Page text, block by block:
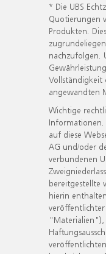
* Die UBS
Quotierungen
Produkten.
nachzufolgen.
Vollständigkeit
angewandten
Wichtige
auf diese
AG und/oder
verbundenen
bereitgestellte
hierin
"Materialien"),